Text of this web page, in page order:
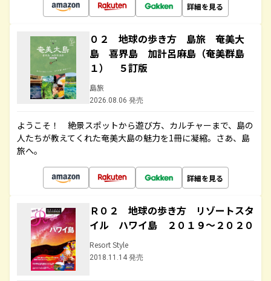
詳細を見る
０２ 地球の歩き方 島旅 奄美大
島 喜界島 加計呂麻島（奄美群島
１） ５訂版
島旅
2026.08.06 発売
ようこそ！ 絶景スポットから遊び方、カルチャーまで、島の
人たちが教えてくれた奄美大島の魅力を1冊に凝縮。さあ、島
旅へ。
詳細を見る
Ｒ０２ 地球の歩き方 リゾートスタ
イル ハワイ島 ２０１９～２０２０
Resort Style
2018.11.14 発売